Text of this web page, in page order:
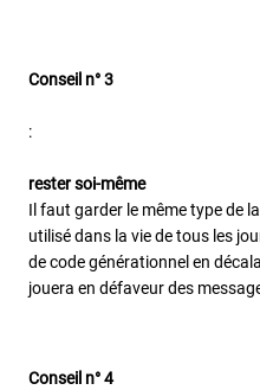
Conseil n° 3
:
rester soi-même
Il faut garder le même type de
utilisé dans la vie de tous les
de code générationnel en
jouera en défaveur des
Conseil n° 4